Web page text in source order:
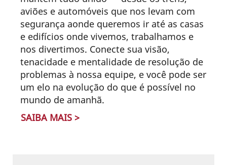
aviões e automóveis que nos levam com
segurança aonde queremos ir até as casas
e edifícios onde vivemos, trabalhamos e
nos divertimos. Conecte sua visão,
tenacidade e mentalidade de resolução de
problemas à nossa equipe, e você pode ser
um elo na evolução do que é possível no
mundo de amanhã.
SAIBA MAIS >